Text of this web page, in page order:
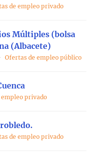
de empleo privado
Múltiples (bolsa
(Albacete)
Ofertas de empleo público
empleo privado
de empleo privado